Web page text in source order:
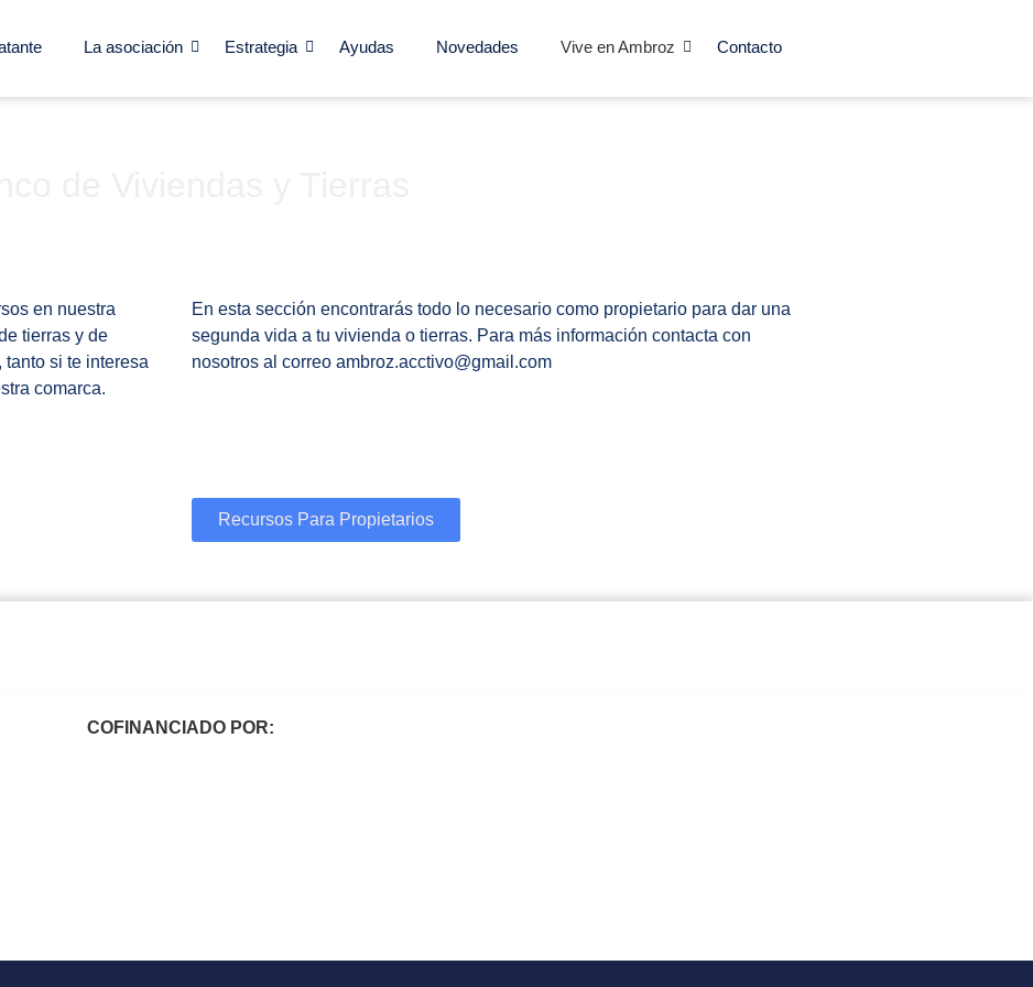
La asociación Estrategia Ayudas Novedades Vive en Ambroz Contacto
en nuestra
tierras y de
si te interesa
comarca.
En esta sección encontrarás todo lo necesario como propietario para dar una
segunda vida a tu vivienda o tierras. Para más información contacta con
nosotros al correo ambroz.acctivo@gmail.com
Recursos Para Propietarios
COFINANCIADO POR: